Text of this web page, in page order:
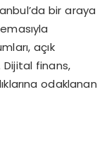
bir araya
açık
Dijital finans,
odaklanan